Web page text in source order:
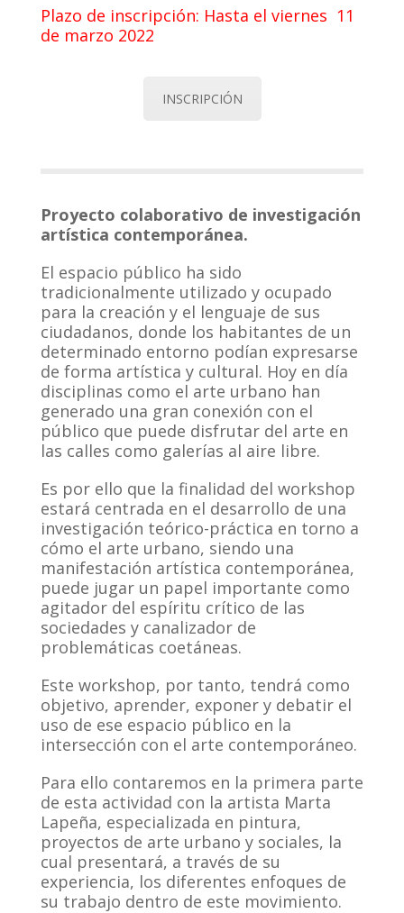
Plazo de inscripción: Hasta el viernes 11
de marzo 2022
INSCRIPCIÓN
Proyecto colaborativo de investigación
artística contemporánea.
El espacio público ha sido
tradicionalmente utilizado y ocupado
para la creación y el lenguaje de sus
ciudadanos, donde los habitantes de un
determinado entorno podían expresarse
de forma artística y cultural. Hoy en día
disciplinas como el arte urbano han
generado una gran conexión con el
público que puede disfrutar del arte en
las calles como galerías al aire libre.
Es por ello que la finalidad del workshop
estará centrada en el desarrollo de una
investigación teórico-práctica en torno a
cómo el arte urbano, siendo una
manifestación artística contemporánea,
puede jugar un papel importante como
agitador del espíritu crítico de las
sociedades y canalizador de
problemáticas coetáneas.
Este workshop, por tanto, tendrá como
objetivo, aprender, exponer y debatir el
uso de ese espacio público en la
intersección con el arte contemporáneo.
Para ello contaremos en la primera parte
de esta actividad con la artista Marta
Lapeña, especializada en pintura,
proyectos de arte urbano y sociales, la
cual presentará, a través de su
experiencia, los diferentes enfoques de
su trabajo dentro de este movimiento.